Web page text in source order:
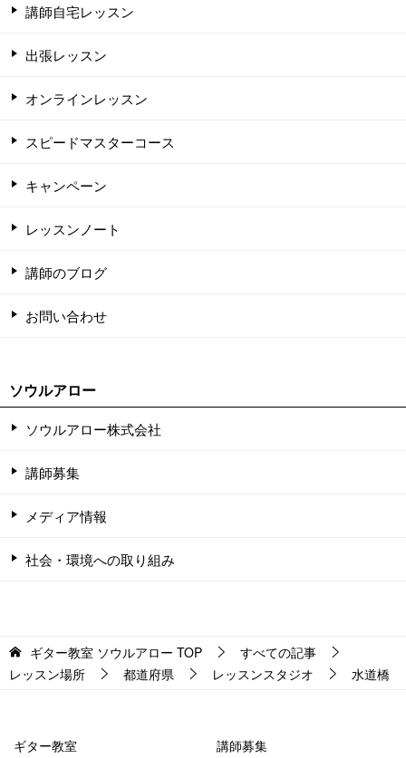
講師自宅レッスン
出張レッスン
オンラインレッスン
スピードマスターコース
キャンペーン
レッスンノート
講師のブログ
お問い合わせ
ソウルアロー
ソウルアロー株式会社
講師募集
メディア情報
社会・環境への取り組み
ギター教室 ソウルアロー TOP
すべての記事
レッスン場所
都道府県 レッスンスタジオ 水道橋
ギター教室 講師募集